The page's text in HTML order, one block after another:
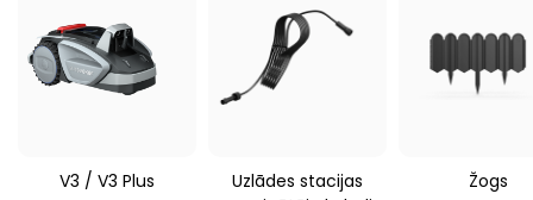
Sunseeker V3 / S3
V3 / V3 Plus
Uzlādes stacijas
Žogs